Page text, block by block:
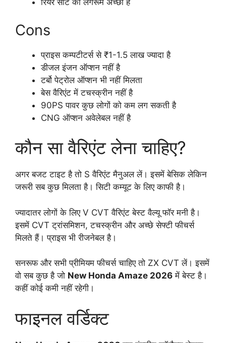
रियर सीट का लेगरूम अच्छा है
Cons
प्राइस कम्पटीटर्स से ₹1-1.5 लाख ज्यादा है
डीजल इंजन ऑप्शन नहीं है
टर्बो पेट्रोल ऑप्शन भी नहीं मिलता
बेस वैरिएंट में टचस्क्रीन नहीं है
90PS पावर कुछ लोगों को कम लग सकती है
CNG ऑप्शन अवेलेबल नहीं है
कौन सा वैरिएंट लेना चाहिए?
अगर बजट टाइट है तो S वैरिएंट मैनुअल लें। इसमें बेसिक लेकिन
जरूरी सब कुछ मिलता है। सिटी कम्यूट के लिए काफी है।
ज्यादातर लोगों के लिए V CVT वैरिएंट बेस्ट वैल्यू फॉर मनी है।
इसमें CVT ट्रांसमिशन, टचस्क्रीन और अच्छे सेफ्टी फीचर्स
मिलते हैं। प्राइस भी रीजनेबल है।
सनरूफ और सभी प्रीमियम फीचर्स चाहिए तो ZX CVT लें। इसमें
वो सब कुछ है जो New Honda Amaze 2026 में बेस्ट है।
कहीं कोई कमी नहीं रहेगी।
फाइनल वर्डिक्ट